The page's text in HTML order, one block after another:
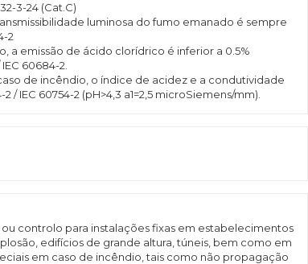
3-24 (Cat.C)
luminosa do fumo emanado é sempre
2
a emissão de ácido clorídrico é inferior a 0.5%
60684-2.
de incêndio, o índice de acidez e a condutividade
IEC 60754-2 (pH>4,3 a1=2,5 microSiemens/mm).
controlo para instalações fixas em estabelecimentos
edifícios de grande altura, túneis, bem como em
em caso de incêndio, tais como não propagação